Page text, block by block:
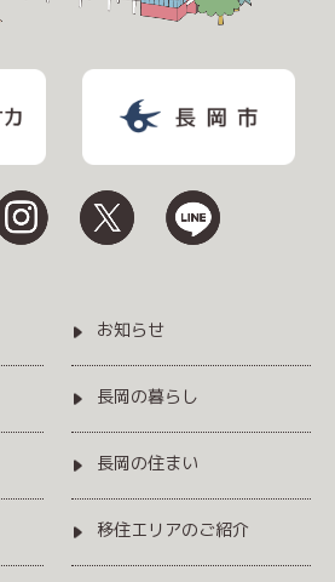
お知らせ
長岡の暮らし
長岡の住まい
移住エリアのご紹介